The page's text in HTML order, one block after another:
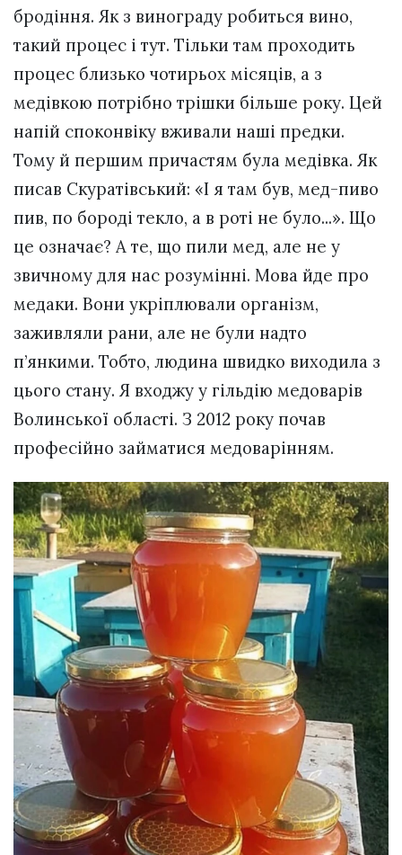
бродіння. Як з винограду робиться вино,
такий процес і тут. Тільки там проходить
процес близько чотирьох місяців, а з
медівкою потрібно трішки більше року. Цей
напій споконвіку вживали наші предки.
Тому й першим причастям була медівка. Як
писав Скуратівський: «І я там був, мед-пиво
пив, по бороді текло, а в роті не було...». Що
це означає? А те, що пили мед, але не у
звичному для нас розумінні. Мова йде про
медаки. Вони укріплювали організм,
заживляли рани, але не були надто
п’янкими. Тобто, людина швидко виходила з
цього стану. Я входжу у гільдію медоварів
Волинської області. З 2012 року почав
професійно займатися медоварінням.